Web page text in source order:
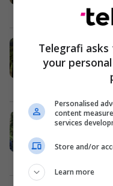
në
Telegrafi
your
Personalised
content
services
Store and/or
Learn more